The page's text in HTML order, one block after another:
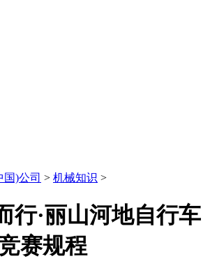
)公司 > 机械知识 >
行·丽山河地自行车
赛规程